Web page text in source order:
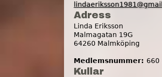
Adress
Linda Eriksson
Malmagatan 19G
64260 Malmköping
Medlemsnummer: 660
Kullar